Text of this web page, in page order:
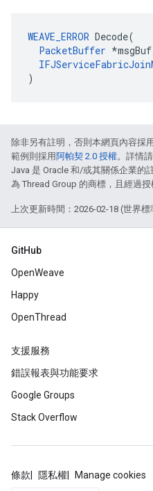
WEAVE_ERROR Decode(
PacketBuffer
)
除非另有註明，否則本網頁內容採用
範例則採用 阿帕契 2.0 授權。詳情
Java 是 Oracle 和/或其關係企業的
為 Thread Group 的商標，且經過授
上次更新時間：2026-02-18 (世界標
GitHub
OpenWeave
Happy
OpenThread
支援服務
錯誤報表與功能要求
Google Groups
Stack Overflow
條款 隱私權 Manage cookies